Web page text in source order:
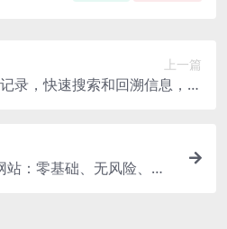
上一篇
录，快速搜索和回溯信息，还
：零基础、无风险、无